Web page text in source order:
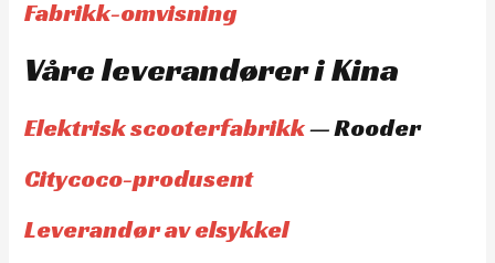
Fabrikk-omvisning
Våre leverandører i Kina
Elektrisk scooterfabrikk— Rooder
Citycoco-produsent
Leverandør av elsykkel